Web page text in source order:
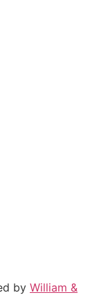
by William &